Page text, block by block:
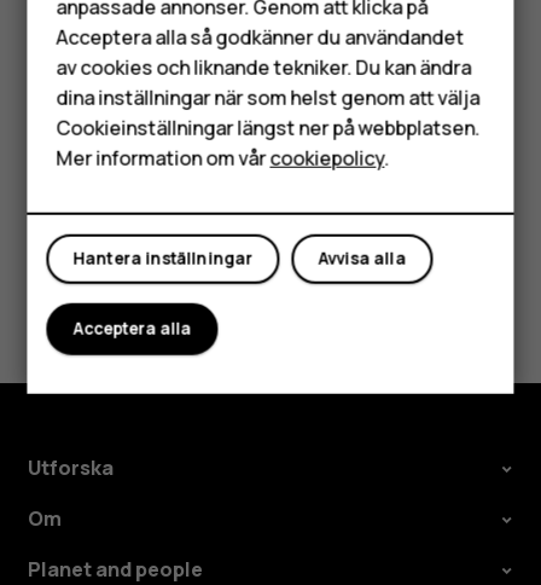
Tillbehör
HMD Terra M
Surfplattor
Stäng av Google Assistent-knappen
Om du vill stänga av Google Assistent-knappen trycker du
Inställningar>System>Gester>Google Assistent-
knappenoch stänger avGoogle Assistent-knappen.
Var detta till hjälp?
Ja Nej
Utforska
Om
Planet and people
anpassade annonser. Genom att klicka på
Acceptera alla så godkänner du användandet
av cookies och liknande tekniker. Du kan ändra
dina inställningar när som helst genom att välja
Cookieinställningar längst ner på webbplatsen.
Mer information om vårcookiepolicy.
Avvisa alla
Hantera inställningar
Acceptera alla